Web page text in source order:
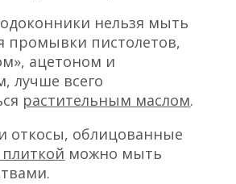
нельзя мыть
промывки пистолетов,
ацетоном и
лучше всего
растительным маслом.
откосы, облицованные
можно мыть